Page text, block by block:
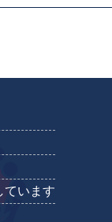
ています